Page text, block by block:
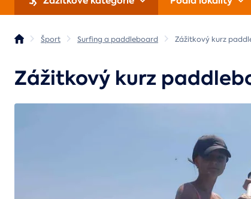
Šport Surfing a paddleboard Zážitkový kurz
Zážitkový kurz